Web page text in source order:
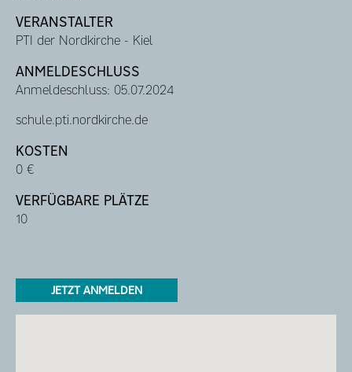
VERANSTALTER
PTI der Nordkirche - Kiel
ANMELDESCHLUSS
Anmeldeschluss: 05.07.2024
schule.pti.nordkirche.de
KOSTEN
0 €
VERFÜGBARE PLÄTZE
10
JETZT ANMELDEN